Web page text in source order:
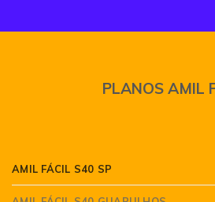
PLANOS AMIL
AMIL FÁCIL S40 SP